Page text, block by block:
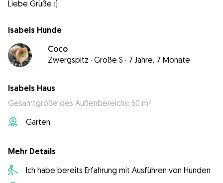
Liebe Grüße :)
Isabels Hunde
Coco
Zwergspitz · Größe S · 7 Jahre, 7 Monate
Isabels Haus
Gesamtgröße des Außenbereichs: 50 m²
Garten
Mehr Details
Ich habe bereits Erfahrung mit Ausführen von Hunden